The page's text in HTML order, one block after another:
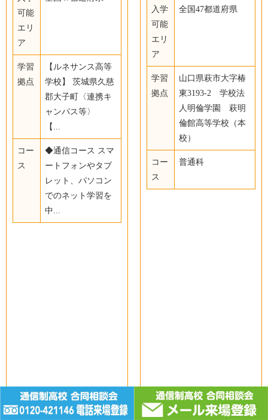
可能
エリ
ア
学習
拠点
【ルネサンス高等
学校】 茨城県久慈
郡大子町〈連携キ
ャンパス等〉
【...
コー
ス
◆通信コース スマ
ートフォンやタブ
レット、パソコン
でのネット学習を
中...
入学
可能
エリ
ア
全国47都道府県
学習
拠点
山口県萩市大字椿
東3193-2 学校法
人明倫学園 萩明
倫館高等学校（本
校）
コー
ス
普通科